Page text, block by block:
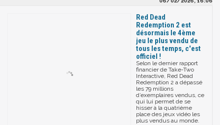
Red Dead
Redemption 2 est
désormais le 4ème
jeu le plus vendu de
tous les temps, c'est
officiel !
Selon le dernier rapport
financier de Take-Two
Interactive, Red Dead
Redemption 2 a dépassé
les 79 millions
d’exemplaires vendus, ce
qui lui permet de se
hisser à la quatrième
place des jeux vidéo les
plus vendus au monde.